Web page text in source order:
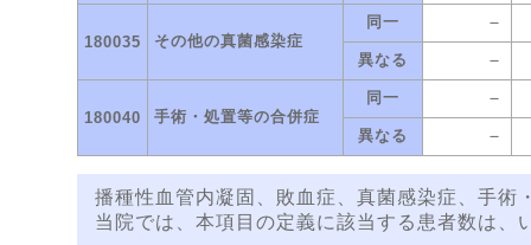
180035 その他の真菌感染症
同一 －
異なる －
180040 手術・処置等の合併症
同一 －
異なる －
播種性血管内凝固、敗血症、真菌感染症、手
当院では、本項目の定義に該当する患者数は、